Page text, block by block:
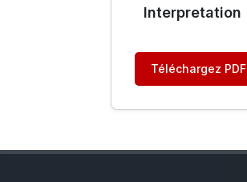
Interpretation
Téléchargez PDF